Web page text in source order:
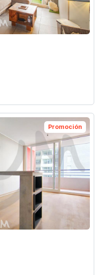
Promoción